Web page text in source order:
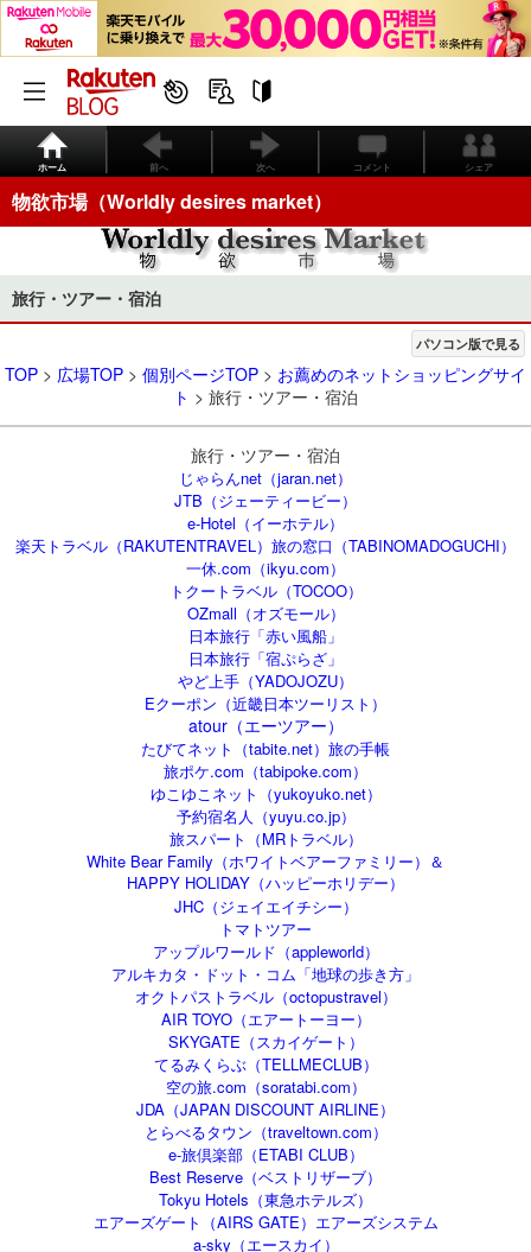
ホーム 前へ 次へ コメント シェア
物欲市場（Worldly desires market）
旅行・ツアー・宿泊
パソコン版で見る
TOP > 広場TOP > 個別ページTOP > お薦めのネットショッピングサイ
ト > 旅行・ツアー・宿泊
旅行・ツアー・宿泊
じゃらんnet（jaran.net）
JTB（ジェーティービー）
e-Hotel（イーホテル）
楽天トラベル（RAKUTENTRAVEL）旅の窓口（TABINOMADOGUCHI）
一休.com（ikyu.com）
トクートラベル（TOCOO）
OZmall（オズモール）
日本旅行「赤い風船」
日本旅行「宿ぷらざ」
やど上手（YADOJOZU）
Eクーポン（近畿日本ツーリスト）
atour（エーツアー）
たびてネット（tabite.net）旅の手帳
旅ポケ.com（tabipoke.com）
ゆこゆこネット（yukoyuko.net）
予約宿名人（yuyu.co.jp）
旅スパート（MRトラベル）
White Bear Family（ホワイトベアーファミリー）＆
HAPPY HOLIDAY（ハッピーホリデー）
JHC（ジェイエイチシー）
トマトツアー
アップルワールド（appleworld）
アルキカタ・ドット・コム「地球の歩き方」
オクトパストラベル（octopustravel）
AIR TOYO（エアートーヨー）
SKYGATE（スカイゲート）
てるみくらぶ（TELLMECLUB）
空の旅.com（soratabi.com）
JDA（JAPAN DISCOUNT AIRLINE）
とらべるタウン（traveltown.com）
e-旅倶楽部（ETABI CLUB）
Best Reserve（ベストリザーブ）
Tokyu Hotels（東急ホテルズ）
エアーズゲート（AIRS GATE）エアーズシステム
a-sky（エースカイ）